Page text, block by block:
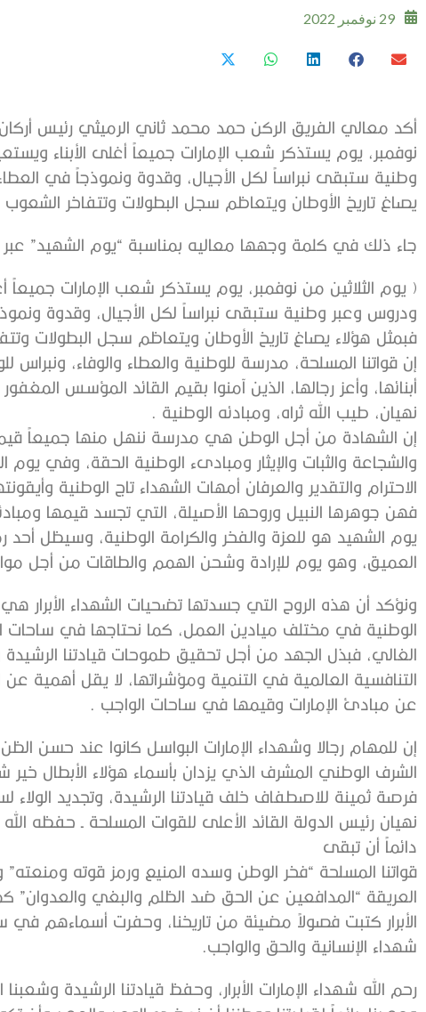
29 نوفمبر 2022
أكد معالي الفريق الركن حمد محمد ثاني الرميثي رئيس
نوفمبر، يوم يستذكر شعب الإمارات جميعاً أغلى الأبناء
وطنية ستبقى نبراساً لكل الأجيال، وقدوة ونموذجاً في العطاء
يصاغ تاريخ الأوطان ويتعاظم سجل البطولات وتتفاخر الشعوب
جاء ذلك في كلمة وجهها معاليه بمناسبة “يوم الشهيد”
( يوم الثلاثين من نوفمبر، يوم يستذكر شعب الإمارات
ودروس وعبر وطنية ستبقى نبراساً لكل الأجيال، وقدوة
فبمثل هؤلاء يصاغ تاريخ الأوطان ويتعاظم سجل البطولات
إن قواتنا المسلحة، مدرسة للوطنية والعطاء والوفاء، ونبراس
أبنائها، وأعز رجالها، الذين آمنوا بقيم القائد المؤسس
نهيان، طيب الله ثراه، ومبادئه الوطنية .
إن الشهادة من أجل الوطن هي مدرسة ننهل منها جميعاً قيم
الاحترام والتقدير والعرفان أمهات الشهداء تاج الوطنية
فهن جوهرها النبيل وروحها الأصيلة، التي تجسد قيمها
يوم الشهيد هو للعزة والفخر والكرامة الوطنية، وسيظل أحد
العميق، وهو يوم للإرادة وشحن الهمم والطاقات من أجل
ونؤكد أن هذه الروح التي جسدتها تضحيات الشهداء الأبرار
الوطنية في مختلف ميادين العمل، كما نحتاجها في ساحات
الغالي، فبذل الجهد من أجل تحقيق طموحات قيادتنا
التنافسية العالمية في التنمية ومؤشراتها، لا يقل أهمية عن
عن مبادئ الإمارات وقيمها في ساحات الواجب .
إن للمهام رجالا وشهداء الإمارات البواسل كانوا عند حسن
الشرف الوطني المشرف الذي يزدان بأسماء هؤلاء الأبطال
فرصة ثمينة للاصطفاف خلف قيادتنا الرشيدة، وتجديد
نهيان رئيس الدولة القائد الأعلى للقوات المسلحة ـ حفظه
دائماً أن تبقى
قواتنا المسلحة “فخر الوطن وسده المنيع ورمز قوته
العريقة “المدافعين عن الحق ضد الظلم والبغي والعدوان”
الأبرار كتبت فصولاً مضيئة من تاريخنا، وحفرت أسماءهم في
شهداء الإنسانية والحق والواجب.
رحم الله شهداء الإمارات الأبرار، وحفظ قيادتنا الرشيدة